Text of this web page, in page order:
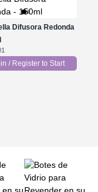
Difusora Redonda
/ Register to Start